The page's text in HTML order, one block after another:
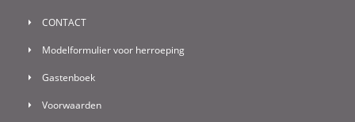
CONTACT
Modelformulier voor herroeping
Gastenboek
Voorwaarden